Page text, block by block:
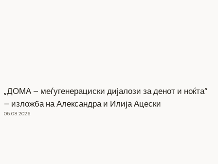
„ДОМА – меѓугенерациски дијалози за денот и ноќта“
– изложба на Александра и Илија Ацески
05.08.2026